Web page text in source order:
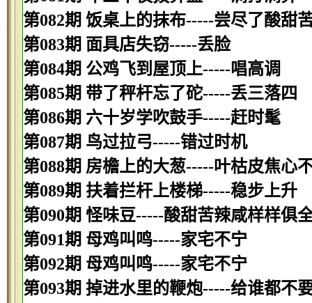
第082期 饭桌上的抹布-----尝尽了酸甜
第083期 面具店失窃-----丢脸
第084期 公鸡飞到屋顶上-----唱高调
第085期 带了秤杆忘了砣-----丢三落四
第086期 六十岁学吹鼓手-----赶时髦
第087期 鸟过拉弓-----错过时机
第088期 房檐上的大葱-----叶枯皮焦心
第089期 扶着拦杆上楼梯-----稳步上升
第090期 怪味豆-----酸甜苦辣咸样样俱
第091期 母鸡叫鸣-----家宅不宁
第092期 母鸡叫鸣-----家宅不宁
第093期 掉进水里的鞭炮-----给谁都不